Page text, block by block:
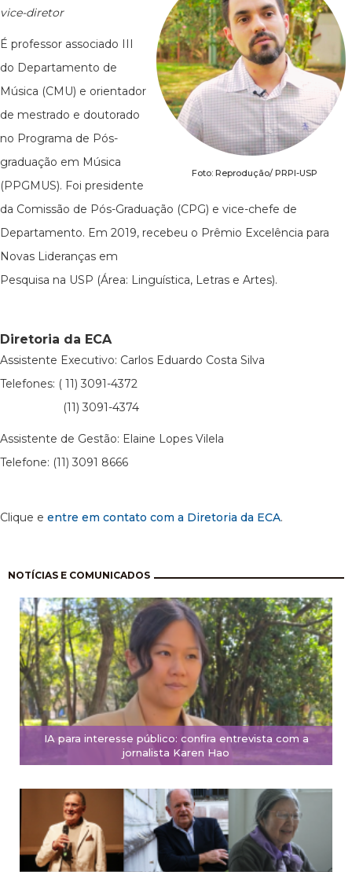
Foto: Reprodução/ PRPI-USP
vice-diretor
É professor associado III
do Departamento de
Música (CMU) e orientador
de mestrado e doutorado
no Programa de Pós-
graduação em Música
(PPGMUS). Foi presidente
da Comissão de Pós-Graduação (CPG) e vice-chefe de
Departamento. Em 2019, recebeu o Prêmio Excelência para
Novas Lideranças em
Pesquisa na USP (Área: Linguística, Letras e Artes).
Diretoria da ECA
Assistente Executivo: Carlos Eduardo Costa Silva
Telefones: ( 11) 3091-4372
(11) 3091-4374
Assistente de Gestão: Elaine Lopes Vilela
Telefone: (11) 3091 8666
Clique e entre em contato com a Diretoria da ECA.
NOTÍCIAS E COMUNICADOS
IA para interesse público: confira entrevista com a
jornalista Karen Hao
Paginação